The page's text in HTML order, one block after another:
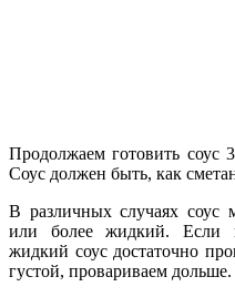
Продолжаем готовить соус
Соус должен быть, как
В различных случаях соус
или более жидкий. Если
жидкий соус достаточно
густой, провариваем дольше.